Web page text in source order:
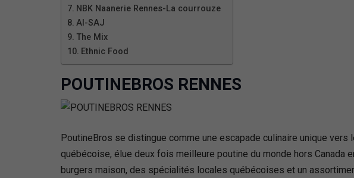
NBK Naanerie Rennes-La courrouze
Al-SAJ
The Mix
Ethnic Food
POUTINEBROS RENNES
PoutineBros se distingue comme une escapade culinaire unique vers
québécoise, élue deux fois meilleure poutine du monde hors
burgers maison, des spécialités locales québécoises et un